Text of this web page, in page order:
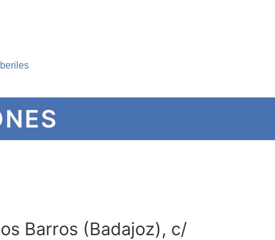
Barros (Badajoz), c/